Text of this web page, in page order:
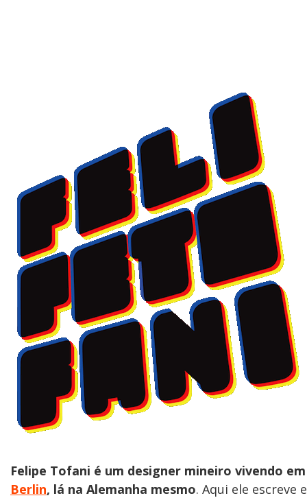
Felipe Tofani é um designer mineiro vivendo em
Berlin, lá na Alemanha mesmo. Aqui ele escreve e